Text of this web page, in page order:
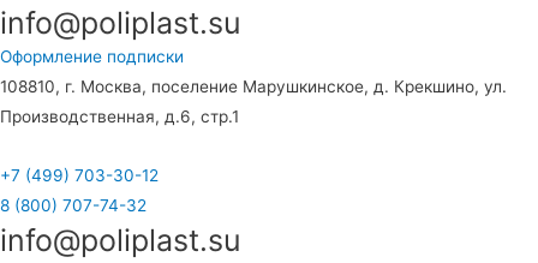
info@poliplast.su
Оформление подписки
108810, г. Москва, поселение Марушкинское, д. Крекшино, ул.
Производственная, д.6, стр.1
+7 (499) 703-30-12
8 (800) 707-74-32
info@poliplast.su